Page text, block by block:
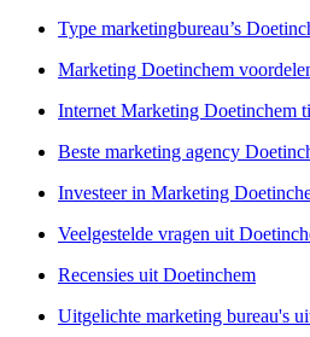
Type marketingbureau’s
Marketing Doetinchem
Internet Marketing Doetinchem
Beste marketing agency
Investeer in Marketing
Veelgestelde vragen uit
Recensies uit Doetinchem
Uitgelichte marketing bureau's